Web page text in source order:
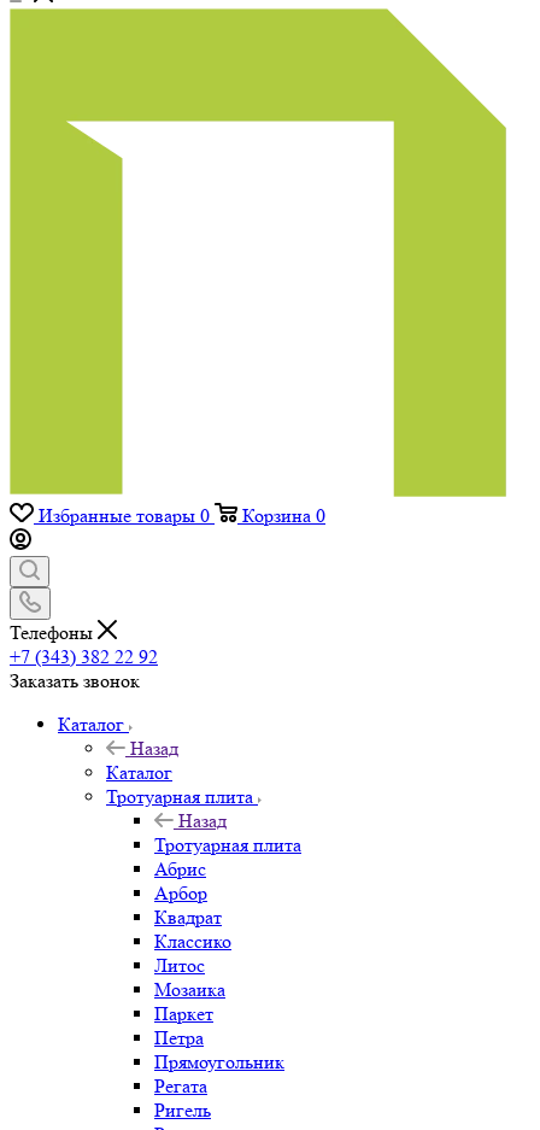
Избранные товары 0 Корзина 0
Телефоны
+7 (343) 382 22 92
Заказать звонок
Каталог
Назад
Каталог
Тротуарная плита
Назад
Тротуарная плита
Абрис
Арбор
Квадрат
Классико
Литос
Мозаика
Паркет
Петра
Прямоугольник
Регата
Ригель